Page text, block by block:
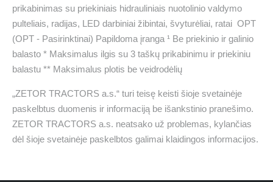
Maks. Greitis
GTV
Tipas
Galinio GTV apsukos
Maks. Greitis km/h
GTV
Tipas
Galinio GTV apsukos aps./min
prikabinimas su priekiniais hidrauliniais nuotolinio valdymo
pulteliais, radijas, LED darbiniai žibintai, švyturėliai, ratai OPT
(OPT - Pasirinktinai) Papildoma įranga ¹ Be priekinio ir galinio
balasto * Maksimalus ilgis su 3 taškų prikabinimu ir priekiniu
balastu ** Maksimalus plotis be veidrodėlių
„ZETOR TRACTORS a.s.“ turi teisę keisti šioje svetainėje
paskelbtus duomenis ir informaciją be išankstinio pranešimo.
ZETOR TRACTORS a.s. neatsako už problemas, kylančias
dėl šioje svetainėje paskelbtos galimai klaidingos informacijos.